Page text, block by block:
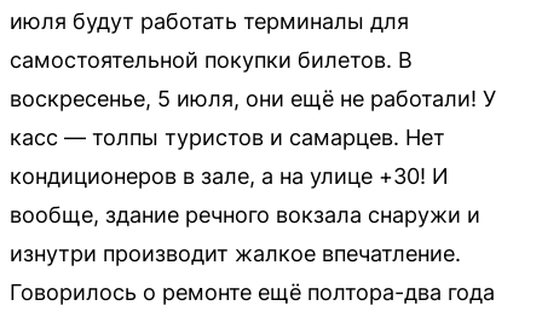
июля будут работать терминалы для
самостоятельной покупки билетов. В
воскресенье, 5 июля, они ещё не работали! У
касс — толпы туристов и самарцев. Нет
кондиционеров в зале, а на улице +30! И
вообще, здание речного вокзала снаружи и
изнутри производит жалкое впечатление.
Говорилось о ремонте ещё полтора-два года